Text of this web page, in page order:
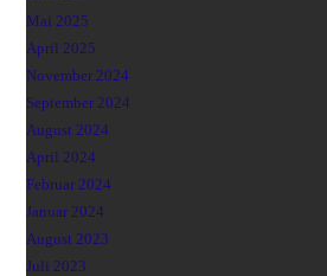
Mai 2025
April 2025
November 2024
September 2024
August 2024
April 2024
Februar 2024
Januar 2024
August 2023
Juli 2023